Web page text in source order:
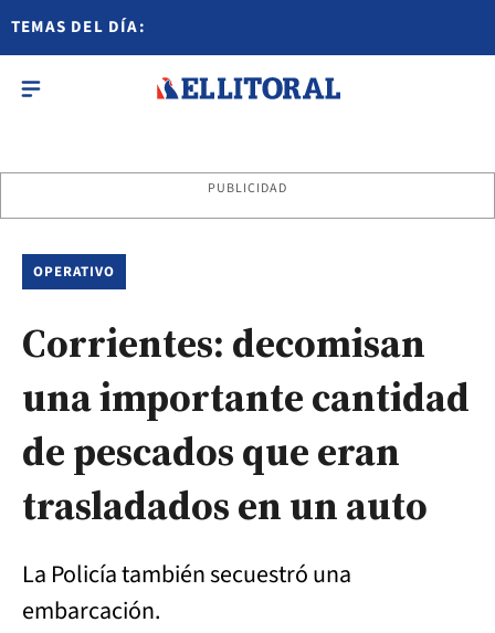
TEMAS DEL DÍA:
PUBLICIDAD
OPERATIVO
Corrientes: decomisan
una importante cantidad
de pescados que eran
trasladados en un auto
La Policía también secuestró una
embarcación.